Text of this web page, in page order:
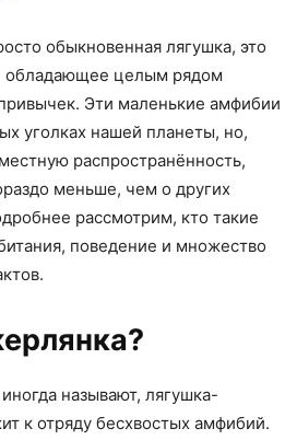
обыкновенная лягушка, это
обладающее целым рядом
Эти маленькие амфибии
уголках нашей планеты, но,
распространённость,
меньше, чем о других
рассмотрим, кто такие
поведение и множество
называют, лягушка-
к отряду бесхвостых амфибий.